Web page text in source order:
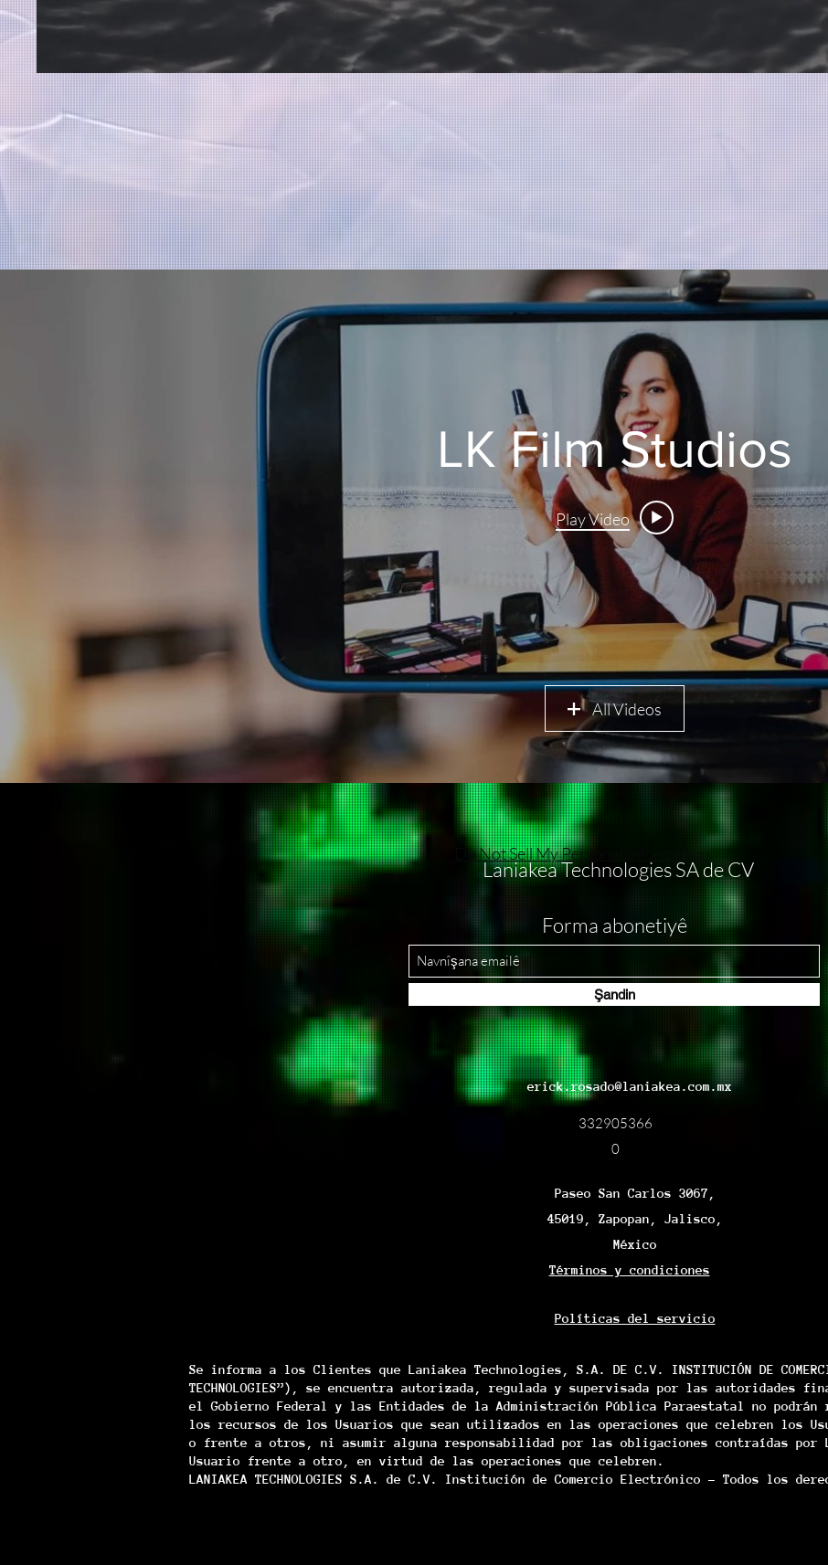
LK Film Studios
Play Video
All Videos
Laniakea Technologies SA de CV
Do Not Sell My Personal Information
Forma abonetiyê
Şandin
erick.rosado@laniakea.com.mx
332905366
0
Paseo San Carlos 3067,
45019, Zapopan, Jalisco,
México
Términos y condiciones
Políticas del servicio
Se informa a los Clientes que Laniakea Technologies, S.A. DE C.V. INSTITUCIÓN DE COMERCIO
TECHNOLOGIES”), se encuentra autorizada, regulada y supervisada por las autoridades
el Gobierno Federal y las Entidades de la Administración Pública Paraestatal no
los recursos de los Usuarios que sean utilizados en las operaciones que celebren los
o frente a otros, ni asumir alguna responsabilidad por las obligaciones contraídas por
Usuario frente a otro, en virtud de las operaciones que celebren.
LANIAKEA TECHNOLOGIES S.A. de C.V. Institución de Comercio Electrónico - Todos los